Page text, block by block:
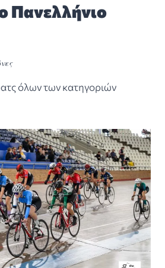
Πανελλήνιο
όλων των κατηγοριών